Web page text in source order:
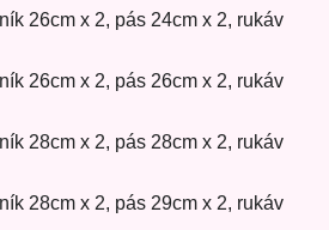
26cm x 2, pás 24cm x 2, rukáv
26cm x 2, pás 26cm x 2, rukáv
28cm x 2, pás 28cm x 2, rukáv
28cm x 2, pás 29cm x 2, rukáv